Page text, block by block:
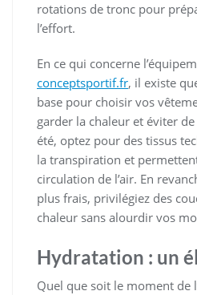
rotations de tronc pour
l’effort.
En ce qui concerne
conceptsportif.fr, il existe
base pour choisir vos
garder la chaleur et éviter de
été, optez pour des tissus
la transpiration et
circulation de l’air. En
plus frais, privilégiez des
chaleur sans alourdir vos
Hydratation : un
Quel que soit le moment de